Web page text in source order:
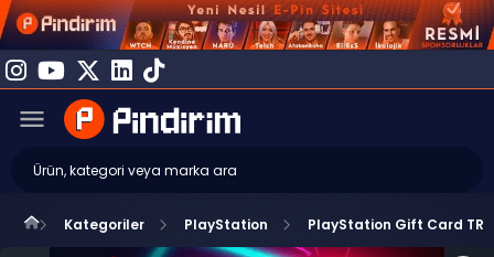
Kategoriler PlayStation PlayStation Gift Card TR